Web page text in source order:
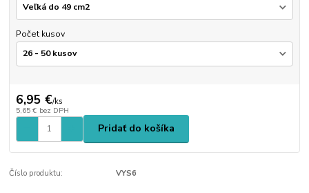
Počet kusov
6,95 €/ks
5,65 € bez DPH
Pridať do košíka
Číslo produktu: VYS6